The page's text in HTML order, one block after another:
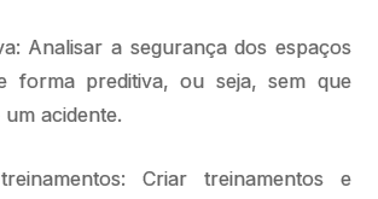
Analisar a segurança dos espaços
forma preditiva, ou seja, sem que
acidente.
Criar treinamentos e